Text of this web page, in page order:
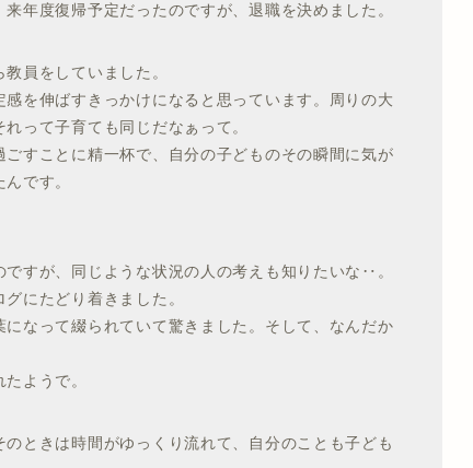
年度復帰予定だったのですが、退職を決めました。
員をしていました。
を伸ばすきっかけになると思っています。周りの大
って子育ても同じだなぁって。
すことに精一杯で、自分の子どものその瞬間に気が
です。
すが、同じような状況の人の考えも知りたいな‥。
にたどり着きました。
なって綴られていて驚きました。そして、なんだか
ようで。
ときは時間がゆっくり流れて、自分のことも子ども